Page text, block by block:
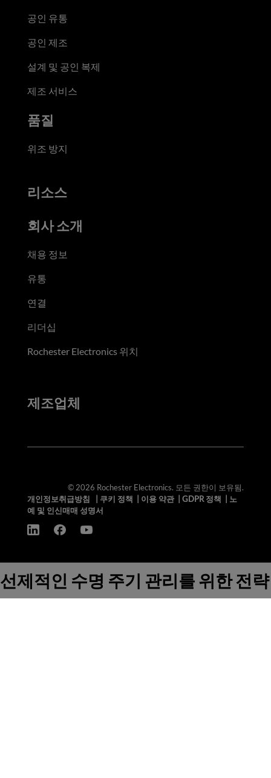
공인 유통
공인 제조
설계 및 공인 복제
제조 서비스
품질
위조 방지
리소스
회사 소개
채용 정보
유통
연결
리더십
Rochester Electronics 위치
제조업체
© 2026 Rochester Electronics. 모든 권한이 보유됨.
개인정보취급방침
쿠키 정책 이용 약관| GDPR 정책
노
예 및 인신매매 성명서
선제적인 수명 주기 관리를 위한 전략